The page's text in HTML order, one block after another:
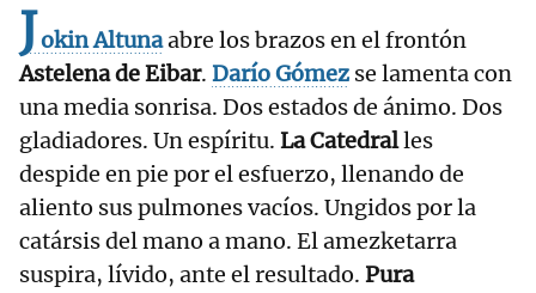
Jokin Altunaabre los brazos en el frontón
Astelena de Eibar. Darío Gómez se lamenta con
una media sonrisa. Dos estados de ánimo. Dos
gladiadores. Un espíritu. La Catedralles
despide en pie por el esfuerzo, llenando de
aliento sus pulmones vacíos. Ungidos por la
catársis del mano a mano. El amezketarra
suspira, lívido, ante el resultado. Pura